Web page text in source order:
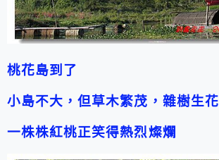
桃花島到了
小島不大，但草木繁茂，雜樹生花
一株株紅桃正笑得熱烈燦爛